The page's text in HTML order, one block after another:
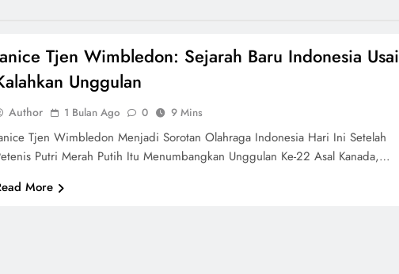
Tjen Wimbledon: Sejarah Baru Indonesia Usai
Unggulan
Author 1 Bulan Ago 0 9 Mins
Tjen Wimbledon Menjadi Sorotan Olahraga Indonesia Hari Ini Setelah
Putri Merah Putih Itu Menumbangkan Unggulan Ke-22 Asal Kanada,…
More